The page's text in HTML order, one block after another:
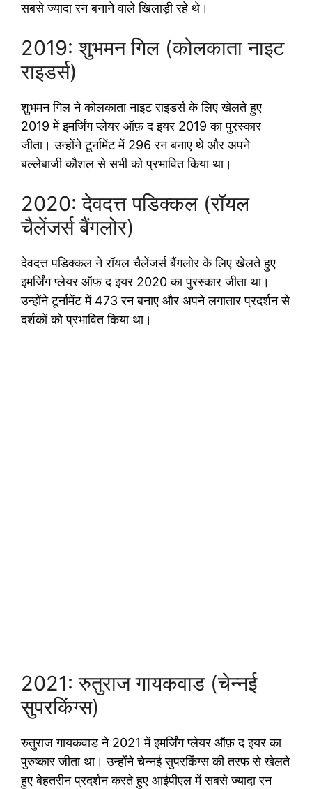
सबसे ज्यादा रन बनाने वाले खिलाड़ी रहे थे।
2019: शुभमन गिल (कोलकाता नाइट
राइडर्स)
शुभमन गिल ने कोलकाता नाइट राइडर्स के लिए खेलते हुए
2019 में इमर्जिंग प्लेयर ऑफ़ द इयर 2019 का पुरस्कार
जीता। उन्होंने टूर्नामेंट में 296 रन बनाए थे और अपने
बल्लेबाजी कौशल से सभी को प्रभावित किया था।
2020: देवदत्त पडिक्कल (रॉयल
चैलेंजर्स बैंगलोर)
देवदत्त पडिक्कल ने रॉयल चैलेंजर्स बैंगलोर के लिए खेलते हुए
इमर्जिंग प्लेयर ऑफ़ द इयर 2020 का पुरस्कार जीता था।
उन्होंने टूर्नामेंट में 473 रन बनाए और अपने लगातार प्रदर्शन से
दर्शकों को प्रभावित किया था।
2021: रुतुराज गायकवाड (चेन्नई
सुपरकिंग्स)
रुतुराज गायकवाड ने 2021 में इमर्जिंग प्लेयर ऑफ़ द इयर का
पुरुष्कार जीता था। उन्होंने चेन्नई सुपरकिंग्स की तरफ से खेलते
हुए बेहतरीन प्रदर्शन करते हुए आईपीएल में सबसे ज्यादा रन